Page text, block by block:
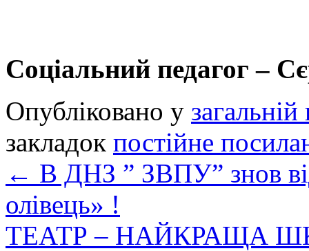
Соціальний педагог –
Опубліковано у загальній
закладок постійне
← В ДНЗ ” ЗВПУ” знов
олівець» !
ТЕАТР – НАЙКРАЩА